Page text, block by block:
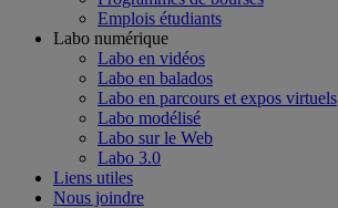
Emplois étudiants
Labo numérique
Labo en vidéos
Labo en balados
Labo en parcours et expos virtuels
Labo modélisé
Labo sur le Web
Labo 3.0
Liens utiles
Nous joindre